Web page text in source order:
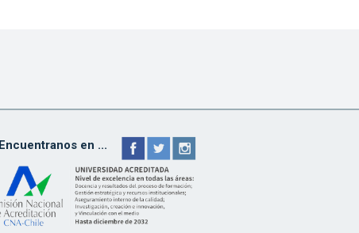
Encuentranos en ...